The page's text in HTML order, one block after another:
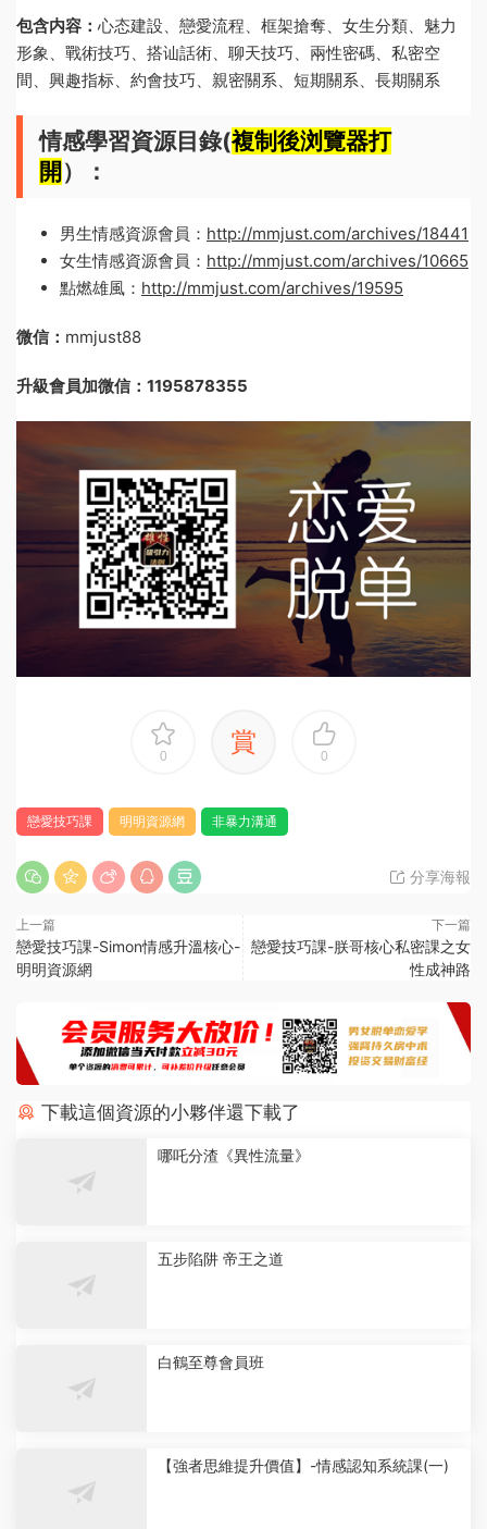
包含内容： 心态建設、戀愛流程、框架搶奪、女生分類、魅力
形象、戰術技巧、搭讪話術、聊天技巧、兩性密碼、私密空
間、興趣指标、約會技巧、親密關系、短期關系、長期關系
情感學習資源目錄(複制後浏覽器打
開 ）：
男生情感資源會員： http://mmjust.com/archives/18441
女生情感資源會員： http://mmjust.com/archives/10665
點燃雄風： http://mmjust.com/archives/19595
微信： mmjust88
升級會員加微信：1195878355
0 賞 0
戀愛技巧課 明明資源網 非暴力溝通
分享海報
上一篇
戀愛技巧課-Simon情感升溫核心-
明明資源網
下一篇
戀愛技巧課-朕哥核心私密課之女
性成神路
下載這個資源的小夥伴還下載了
哪吒分渣《異性流量》
五步陷阱 帝王之道
白鶴至尊會員班
【強者思維提升價值】-情感認知系統課(一)